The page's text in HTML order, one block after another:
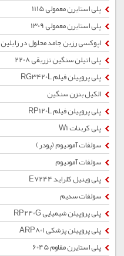
پلی استایرن معمولی 1115
پلی استایرن معمولی 1309
اپوکسی رزین جامد محلول در زایلین E01X70
پلی اتیلن سنگین تزریقی 2208
پلی پروپیلن فیلم RG3420L
الکیل بنزن سنگین
پلی پروپیلن فیلم RP120L
پلی کربنات W1
سولفات آمونیوم (پودر)
سولفات آمونیوم
پلی وینیل کلراید E7244
سولفات سدیم
پلی پروپیلن شیمیایی RP240G
پلی پروپیلن پزشکی ARP801
پلی استایرن مقاوم 6045